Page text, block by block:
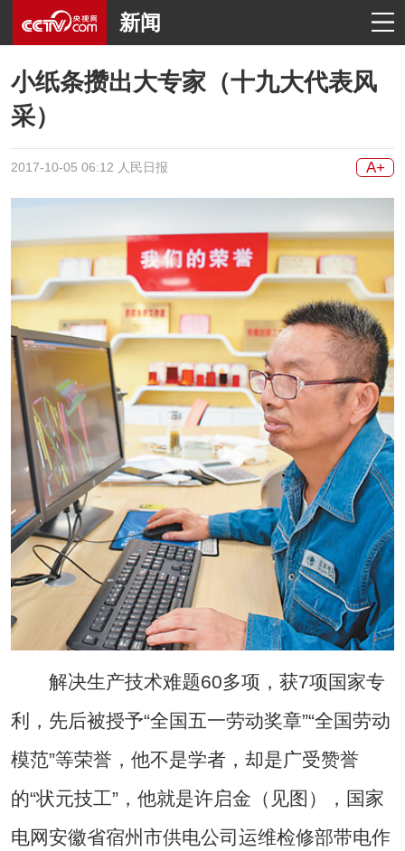
新闻
小纸条攒出大专家（十九大代表风
采）
2017-10-05 06:12 人民日报 A+
解决生产技术难题60多项，获7项国家专
利，先后被授予“全国五一劳动奖章”“全国劳动
模范”等荣誉，他不是学者，却是广受赞誉
的“状元技工”，他就是许启金（见图），国家
电网安徽省宿州市供电公司运维检修部带电作